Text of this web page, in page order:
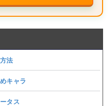
法
キャラ
タス